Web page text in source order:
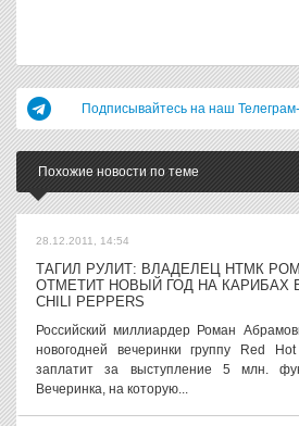
Подписывайтесь на наш
Похожие новости по теме
28.12.2011, 14:54
ТАГИЛ РУЛИТ: ВЛАДЕЛЕЦ НТМК
ОТМЕТИТ НОВЫЙ ГОД НА КАРИБАХ
CHILI PEPPERS
Российский миллиардер Роман
новогодней вечеринки группу Red
заплатит за выступление 5 млн.
Вечеринка, на которую...